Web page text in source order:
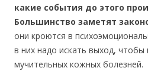
какие события до этого
Большинство заметят
они кроются в
в них надо искать выход, чтобы
мучительных кожных болезней.